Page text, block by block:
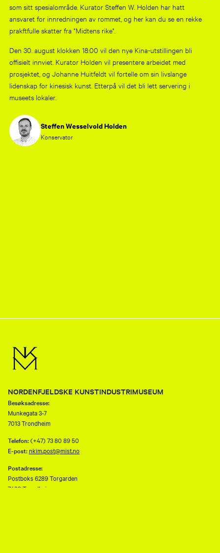
som sitt spesialområde. Kurator Steffen W. Holden har hatt
ansvaret for innredningen av rommet, og her kan du se en rekke
prakftfulle skatter fra "Midtens rike".
Den 30. august klokken 18:00 vil den nye Kina-utstillingen bli
offisielt innviet . Kurator Holden vil presentere arbeidet med
prosjektet, og Johanne Huitfeldt vil fortelle om sin livslange
lidenskap for kinesisk kunst. Etterpå vil det bli lett servering i
museets lokaler.
Steffen Wesselvold Holden
Konservator
NORDENFJELDSKE KUNSTINDUSTRIMUSEUM
Besøksadresse:
Munkegata 3-7
7013 Trondheim
Telefon:(+47) 73 80 89 50
E-post: nkim.post@mist.no
Postadresse:
Postboks 6289 Torgarden
7489 Trondheim